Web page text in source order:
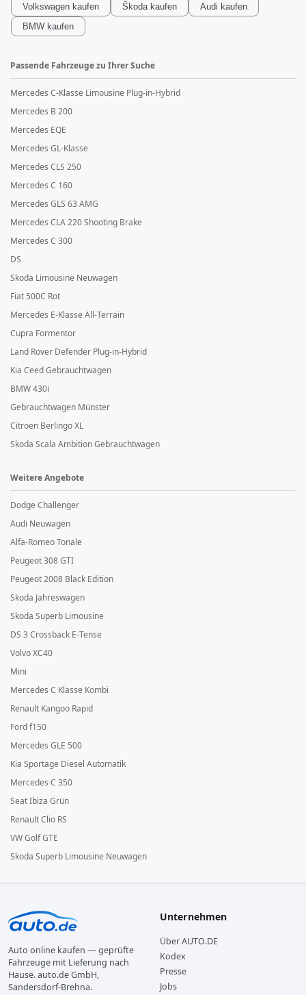
Volkswagen kaufen Škodakaufen Audi kaufen
BMW kaufen
Passende Fahrzeuge zu Ihrer Suche
Mercedes C-Klasse Limousine Plug-in-Hybrid
Mercedes B 200
Mercedes EQE
Mercedes GL-Klasse
Mercedes CLS 250
Mercedes C 160
Mercedes GLS 63 AMG
Mercedes CLA 220 Shooting Brake
Mercedes C 300
DS
Skoda Limousine Neuwagen
Fiat 500C Rot
Mercedes E-Klasse All-Terrain
Cupra Formentor
Land Rover Defender Plug-in-Hybrid
Kia Ceed Gebrauchtwagen
BMW 430i
Gebrauchtwagen Münster
Citroen Berlingo XL
Skoda Scala Ambition Gebrauchtwagen
Weitere Angebote
Dodge Challenger
Audi Neuwagen
Alfa-Romeo Tonale
Peugeot 308 GTI
Peugeot 2008 Black Edition
Skoda Jahreswagen
Skoda Superb Limousine
DS 3 Crossback E-Tense
Volvo XC40
Mini
Mercedes C Klasse Kombi
Renault Kangoo Rapid
Ford f150
Mercedes GLE 500
Kia Sportage Diesel Automatik
Mercedes C 350
Seat Ibiza Grün
Renault Clio RS
VW Golf GTE
Skoda Superb Limousine Neuwagen
Auto online kaufen — geprüfte
Fahrzeuge mit Lieferung nach
Hause. auto.de GmbH,
Sandersdorf-Brehna.
Unternehmen
Über AUTO.DE
Kodex
Presse
Jobs